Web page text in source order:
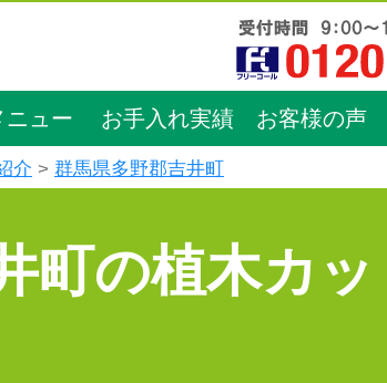
ニュー お手入れ実績 お客様の声
介 群馬県多野郡吉井町
町の植木カ